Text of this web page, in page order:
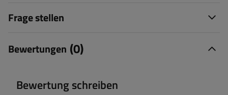
Frage stellen
Bewertungen (0)
Bewertung schreiben